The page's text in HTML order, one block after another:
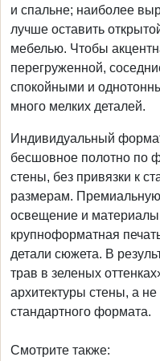
и спальне; наиболее
лучше оставить
мебелью. Чтобы
перегруженной,
спокойными и
много мелких деталей.
Индивидуальный
бесшовное полотно по
стены, без привязки к
размерам.
освещение и материалы
крупноформатная
детали сюжета. В
трав в зеленых
архитектуры стены, а не
стандартного формата.
Смотрите также: